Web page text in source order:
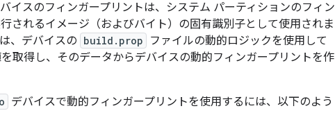
イスのフィンガープリントは、システム パーティションのフィン
されるイメージ（およびバイト）の固有識別子として使用されま
、デバイスの build.prop
ファイルの動的ロジックを使用して
取得し、そのデータからデバイスの動的フィンガープリントを作
デバイスで動的フィンガープリントを使用するには、以下のよう